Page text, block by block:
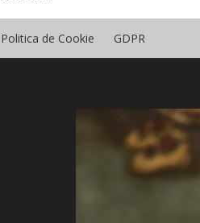
Politica de Cookie GDPR